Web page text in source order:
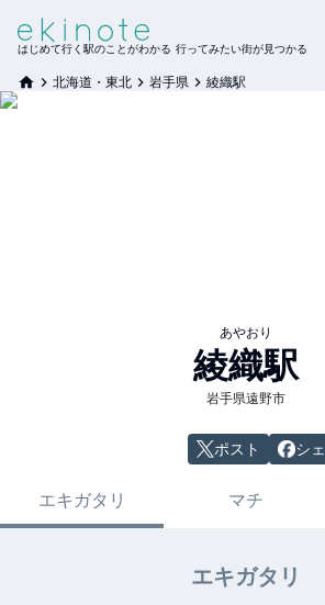
はじめて行く駅のことがわかる 行ってみたい街が見つかる
北海道・東北 岩手県 綾織駅
あやおり
綾織駅
岩手県遠野市
ポスト シ
エキガタリ マチ
エキガタリ